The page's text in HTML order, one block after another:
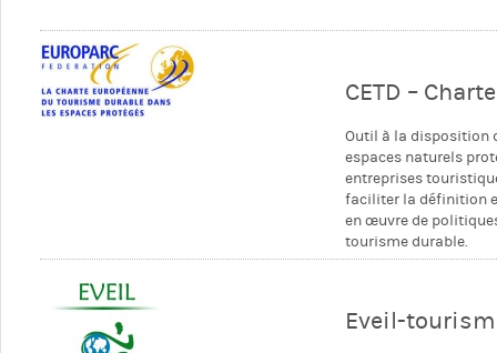
CETD –
Outil à la disposition
espaces naturels
entreprises
faciliter la définition
en œuvre de
tourisme durable.
Eveil-